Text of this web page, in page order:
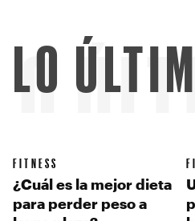
LO
FITNESS
¿Cuál es la mejor dieta
para perder peso a